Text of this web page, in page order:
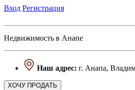
Вход Регистрация
Недвижимость в Анапе
Наш адрес: г. Анапа,
ХОЧУ ПРОДАТЬ